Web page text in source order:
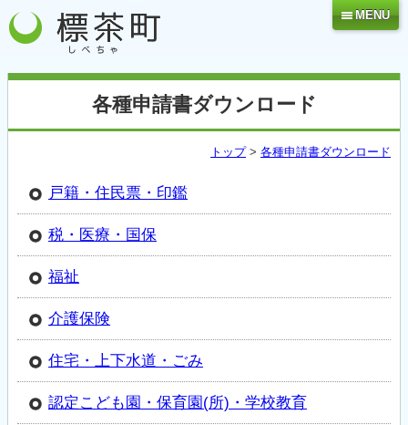
MENU
各種申請書ダウンロード
トップ> 各種申請書ダウンロード
戸籍・住民票・印鑑
税・医療・国保
福祉
介護保険
住宅・上下水道・ごみ
認定こども園・保育園(所)・学校教育